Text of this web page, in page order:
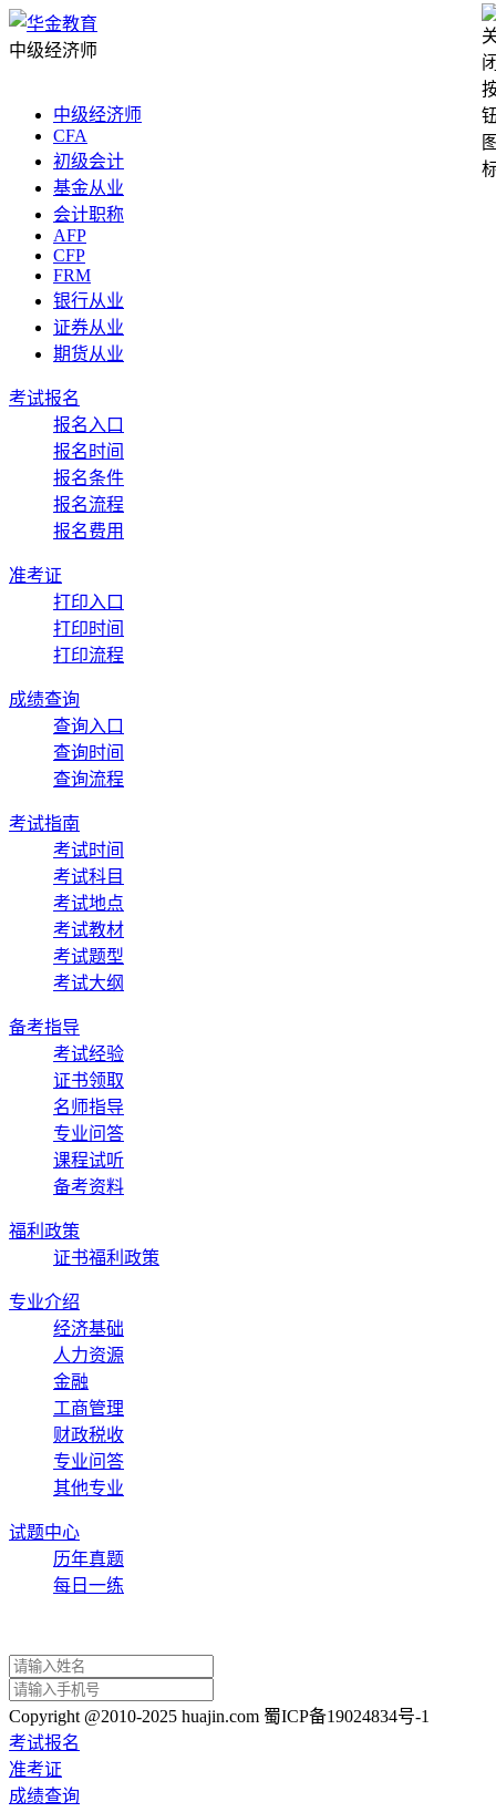
中级经济师
中级经济师
CFA
初级会计
基金从业
会计职称
AFP
CFP
FRM
银行从业
证券从业
期货从业
考试报名
报名入口
报名时间
报名条件
报名流程
报名费用
准考证
打印入口
打印时间
打印流程
成绩查询
查询入口
查询时间
查询流程
考试指南
考试时间
考试科目
考试地点
考试教材
考试题型
考试大纲
备考指导
考试经验
证书领取
名师指导
专业问答
课程试听
备考资料
福利政策
证书福利政策
专业介绍
经济基础
人力资源
金融
工商管理
财政税收
专业问答
其他专业
试题中心
历年真题
每日一练
Copyright @2010-2025 huajin.com 蜀ICP备19024834号-1
考试报名
准考证
成绩查询